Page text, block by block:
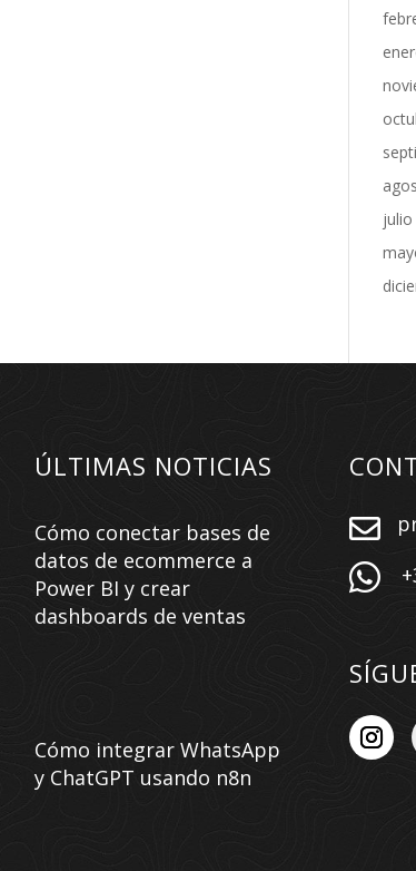
julio
ÚLTIMAS NOTICIAS
Cómo conectar bases de
datos de ecommerce a
Power BI y crear
dashboards de ventas
Cómo integrar WhatsApp
y ChatGPT usando n8n

